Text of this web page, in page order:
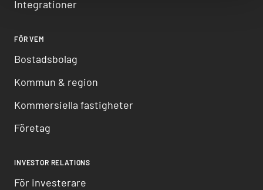
Integrationer
FÖR VEM
Bostadsbolag
Kommun & region
Kommersiella fastigheter
Företag
INVESTOR RELATIONS
För investerare